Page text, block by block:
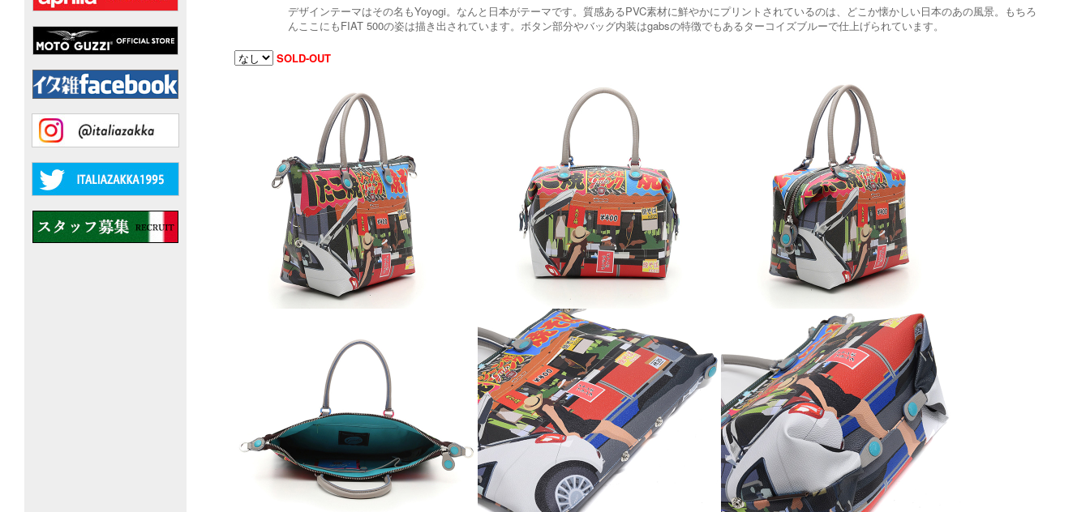
デザインテーマはその名もYoyogi。なんと日本がテーマです。質感あるPVC素材に鮮やかにプリントされているのは、どこか懐かしい日本のあの風景。もちろ
んここにもFIAT 500の姿は描き出されています。ボタン部分やバッグ内装はgabsの特徴でもあるターコイズブルーで仕上げられています。
SOLD-OUT